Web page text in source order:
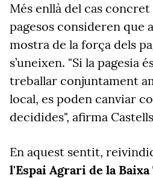
Més enllà del cas
pagesos consideren que
mostra de la força dels
s’uneixen. "Si la pagesia
treballar conjuntament
local, es poden canviar
decidides", afirma
En aquest sentit,
l'Espai Agrari de la